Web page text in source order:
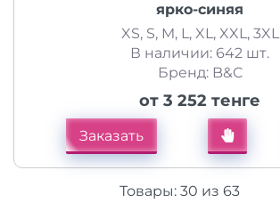
ярко-синяя
XS, S, M, L, XL, XXL, 3XL
В наличии: 642 шт.
Бренд: B&C
от 3 252 тенге
Заказать
Товары: 30 из 63